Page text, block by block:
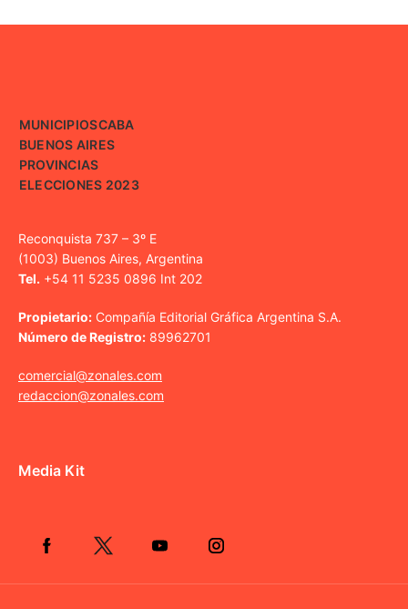
MUNICIPIOSCABA
BUENOS AIRES
PROVINCIAS
ELECCIONES 2023
Reconquista 737 – 3º E
(1003) Buenos Aires, Argentina
Tel. +54 11 5235 0896 Int 202
Propietario: Compañía Editorial Gráfica Argentina S.A.
Número de Registro: 89962701
comercial@zonales.com
redaccion@zonales.com
Media Kit